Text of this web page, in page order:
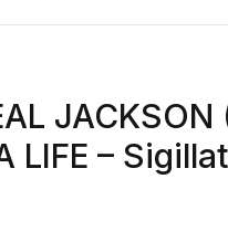
JACKSON
LIFE –